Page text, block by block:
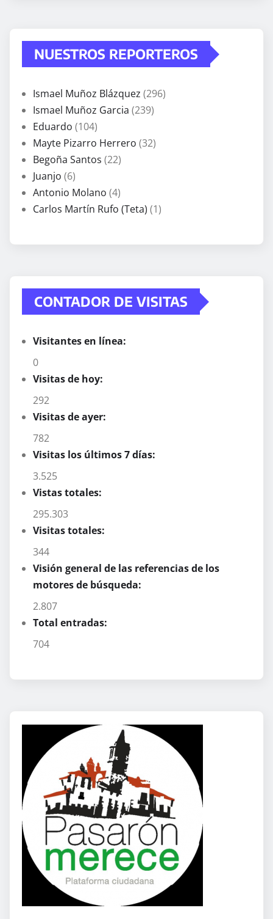
NUESTROS REPORTEROS
Ismael Muñoz Blázquez (296)
Ismael Muñoz Garcia (239)
Eduardo (104)
Mayte Pizarro Herrero (32)
Begoña Santos (22)
Juanjo (6)
Antonio Molano (4)
Carlos Martín Rufo (Teta) (1)
CONTADOR DE VISITAS
Visitantes en línea:
0
Visitas de hoy:
292
Visitas de ayer:
782
Visitas los últimos 7 días:
3.525
Vistas totales:
295.303
Visitas totales:
344
Visión general de las referencias de los
motores de búsqueda:
2.807
Total entradas:
704